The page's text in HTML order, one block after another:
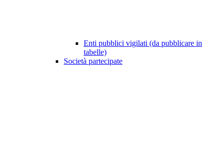
Enti pubblici vigilati (da pubblicare in
tabelle)
Società partecipate